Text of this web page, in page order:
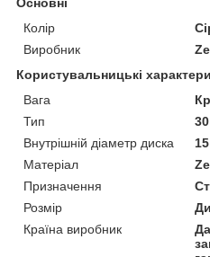
Колір
Виробник
Користувальницькі
Вага
Тип
Внутрішній діаметр диска
Матеріал
Призначення
Розмір
Країна виробник